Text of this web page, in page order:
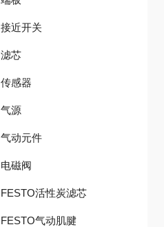
接近开关
滤芯
传感器
气源
气动元件
电磁阀
FESTO活性炭滤芯
FESTO气动肌腱